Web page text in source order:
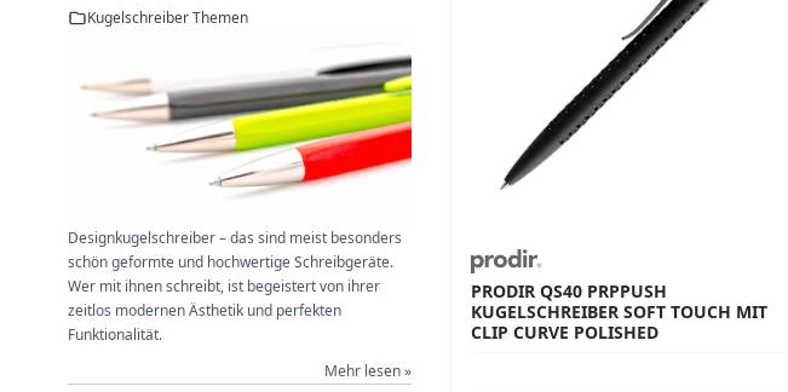
PRODIR QS40 PRPPUSH
KUGELSCHREIBER SOFT TOUCH MIT
CLIP CURVE POLISHED
Kugelschreiber Themen
Designkugelschreiber – das sind meist besonders
schön geformte und hochwertige Schreibgeräte.
Wer mit ihnen schreibt, ist begeistert von ihrer
zeitlos modernen Ästhetik und perfekten
Funktionalität.
Mehr lesen »